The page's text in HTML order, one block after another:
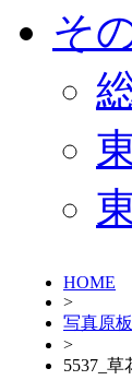
そ
HOME
>
写真原
>
5537_